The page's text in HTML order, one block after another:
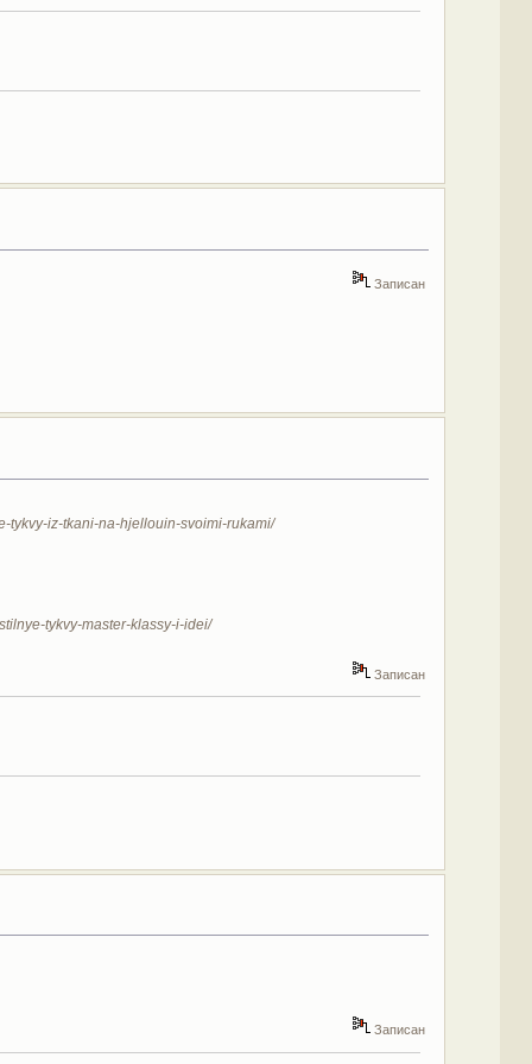
Записан
tykvy-iz-tkani-na-hjellouin-svoimi-rukami/
tykvy-master-klassy-i-idei/
Записан
Записан